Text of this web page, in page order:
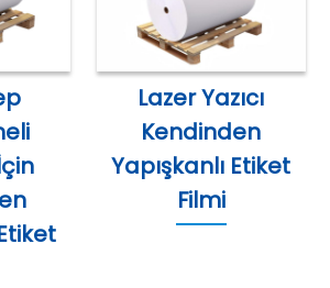
Lazer Yazıcı
Kendinden
Yapışkanlı Etiket
Filmi